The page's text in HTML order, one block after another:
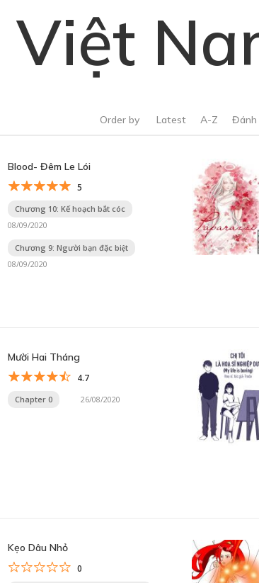
Việt
Order by Latest A-Z Đánh
Blood- Đêm Le Lói
5
Chương 10: Kế hoạch bắt cóc
08/09/2020
Chương 9: Người bạn đặc biệt
08/09/2020
Mười Hai Tháng
4.7
Chapter 0 26/08/2020
Kẹo Dâu Nhỏ
0